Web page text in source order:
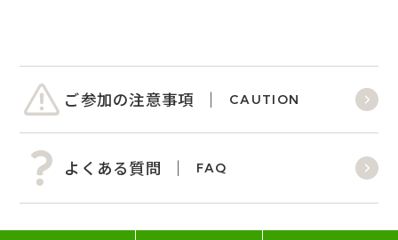
ご参加の注意事項 CAUTION
よくある質問 FAQ